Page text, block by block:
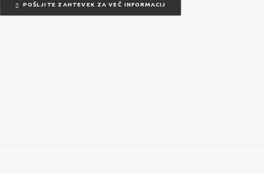
POŠLJITE ZAHTEVEK ZA VEČ INFORMACIJ